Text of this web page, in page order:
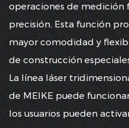
operaciones de medición
precisión. Esta función
mayor comodidad y
de construcción
La línea láser
de MEIKE puede
los usuarios pueden